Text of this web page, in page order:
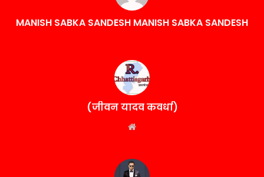
MANISH SABKA SANDESH MANISH SABKA SANDESH
(जीवन यादव कवर्धा)